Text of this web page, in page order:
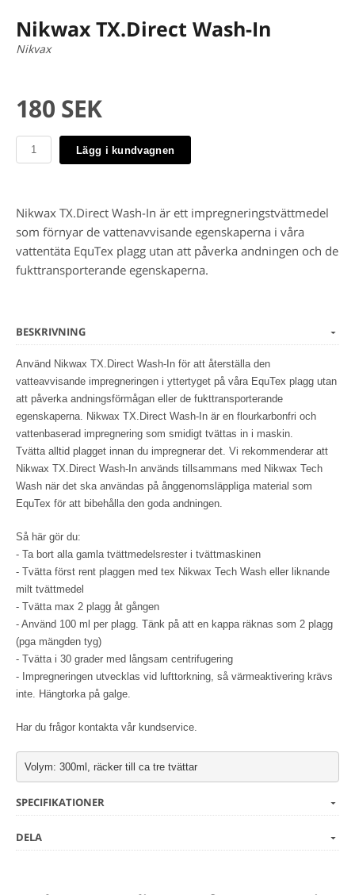
Nikwax TX.Direct Wash-In
Nikvax
180 SEK
Lägg i kundvagnen
Nikwax TX.Direct Wash-In är ett impregneringstvättmedel
som förnyar de vattenavvisande egenskaperna i våra
vattentäta EquTex plagg utan att påverka andningen och de
fukttransporterande egenskaperna.
BESKRIVNING
Använd Nikwax TX.Direct Wash-In för att återställa den
vatteavvisande impregneringen i yttertyget på våra EquTex plagg utan
att påverka andningsförmågan eller de fukttransporterande
egenskaperna. Nikwax TX.Direct Wash-In är en flourkarbonfri och
vattenbaserad impregnering som smidigt tvättas in i maskin.
Tvätta alltid plagget innan du impregnerar det. Vi rekommenderar att
Nikwax TX.Direct Wash-In används tillsammans med Nikwax Tech
Wash när det ska användas på ånggenomsläppliga material som
EquTex för att bibehålla den goda andningen.
Så här gör du:
- Ta bort alla gamla tvättmedelsrester i tvättmaskinen
- Tvätta först rent plaggen med tex Nikwax Tech Wash eller liknande
milt tvättmedel
- Tvätta max 2 plagg åt gången
- Använd 100 ml per plagg. Tänk på att en kappa räknas som 2 plagg
(pga mängden tyg)
- Tvätta i 30 grader med långsam centrifugering
- Impregneringen utvecklas vid lufttorkning, så värmeaktivering krävs
inte. Hängtorka på galge.
Har du frågor kontakta vår kundservice.
Volym: 300ml, räcker till ca tre tvättar
SPECIFIKATIONER
DELA